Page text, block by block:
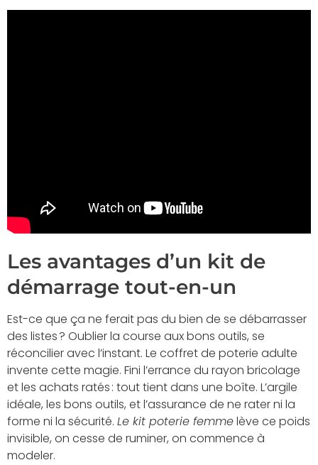
Les avantages d’un kit de
démarrage tout-en-un
Est-ce que ça ne ferait pas du bien de se débarrasser
des listes ? Oublier la course aux bons outils, se
réconcilier avec l’instant. Le coffret de poterie adulte
invente cette magie. Fini l’errance du rayon bricolage
et les achats ratés : tout tient dans une boîte. L’argile
idéale, les bons outils, et l’assurance de ne rater ni la
forme ni la sécurité. Le kit poterie femmelève ce poids
invisible, on cesse de ruminer, on commence à
modeler.